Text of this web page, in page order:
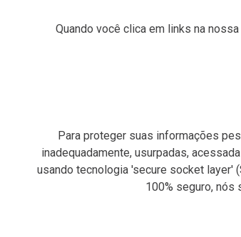
Quando você clica em links na
Para proteger suas informações
inadequadamente, usurpadas,
usando tecnologia 'secure socket layer'
100% seguro,